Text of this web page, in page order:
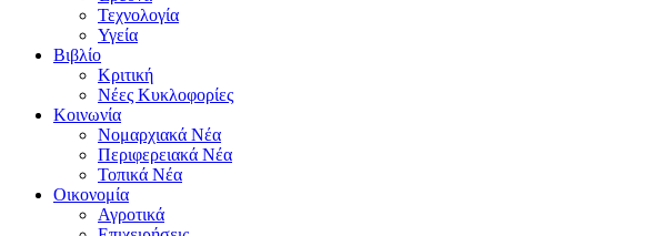
Τεχνολογία
Υγεία
Βιβλίο
Κριτική
Νέες Κυκλοφορίες
Κοινωνία
Νομαρχιακά Νέα
Περιφερειακά Νέα
Τοπικά Νέα
Οικονομία
Αγροτικά